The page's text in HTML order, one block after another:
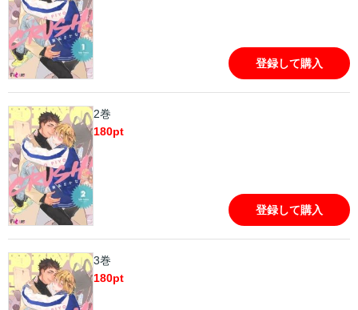
登録して購入
2巻
180pt
登録して購入
3巻
180pt